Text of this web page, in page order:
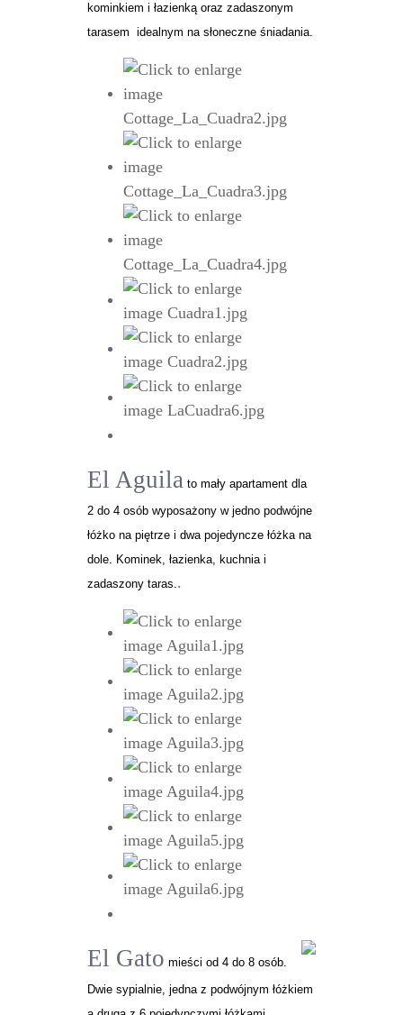
kominkiem i łazienką oraz zadaszonym
tarasem idealnym na słoneczne śniadania.
El Aguila to mały apartament dla
2 do 4 osób wyposażony w jedno podwójne
łóżko na piętrze i dwa pojedyncze łóżka na
dole. Kominek, łazienka, kuchnia i
zadaszony taras..
El Gato mieści od 4 do 8 osób.
Dwie sypialnie, jedna z podwójnym łóżkiem